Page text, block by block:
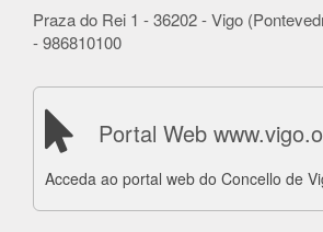
Praza do Rei 1 - 36202 - Vigo
- 986810100
Portal Web
Acceda ao portal web do Concello de